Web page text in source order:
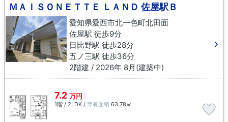
ＭＡＩＳＯＮＥＴＴＥ ＬＡＮＤ 佐屋駅Ｂ
愛知県愛西市北一色町北田面
佐屋駅 徒歩9分
日比野駅 徒歩28分
五ノ三駅 徒歩36分
2階建 / 2026年 8月(建築中)
7.2 万円
1階 / 2LDK / 専有面積 63.78㎡